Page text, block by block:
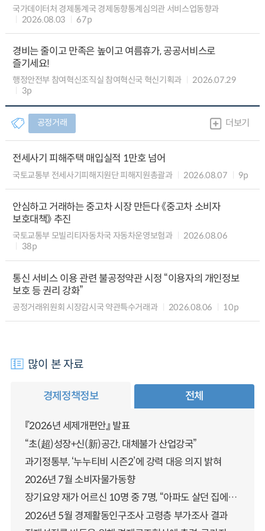
국가데이터처 경제통계국 경제동향통계심의관 서비스업동향과
2026.08.03
67p
경비는 줄이고 만족은 높이고 여름휴가, 공공서비스로
즐기세요!
행정안전부 참여혁신조직실 참여혁신국 혁신기획과
2026.07.29
3p
공정거래 더보기
전세사기 피해주택 매입실적 1만호 넘어
국토교통부 전세사기피해지원단 피해지원총괄과 2026.08.07 9p
안심하고 거래하는 중고차 시장 만든다 《중고차 소비자
보호대책》 추진
국토교통부 모빌리티자동차국 자동차운영보험과
2026.08.06
38p
통신 서비스 이용 관련 불공정약관 시정 “이용자의 개인정보
보호 등 권리 강화”
공정거래위원회 시장감시국 약관특수거래과 2026.08.06 10p
많이 본 자료
경제정책정보 전체
『2026년 세제개편안』 발표
“초(超)성장+신(新)공간, 대체불가 산업강국”
과기정통부, ‘누누티비 시즌2’에 강력 대응 의지 밝혀
2026년 7월 소비자물가동향
장기요양 재가 어르신 10명 중 7명, “아파도 살던 집에서 살겠다” 「2025년 장기요양실태조사」 결과 발표
2026년 5월 경제활동인구조사 고령층 부가조사 결과